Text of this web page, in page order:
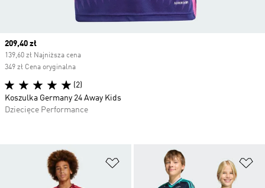
Dodaj do listy życzeń
Current price
209,40 zł
139,60 zł Najniższa cena
349 zł Cena oryginalna
(2)
Koszulka Germany 24 Away Kids
Dziecięce Performance